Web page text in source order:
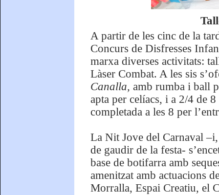
A partir de les cinc de la
Concurs de Disfresses
marxa diverses activitats:
Làser Combat. A les sis
Canalla, amb rumba i ball
apta per celíacs, i a 2/4 de
completada a les 8 per
La Nit Jove del Carnaval
de gaudir de la festa-
base de botifarra amb
amenitzat amb actuacions
Morralla, Espai Creatiu, el